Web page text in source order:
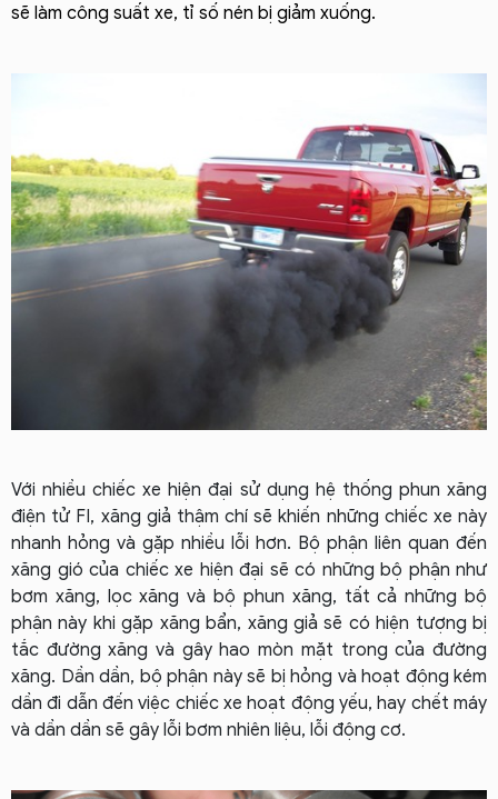
sẽ làm công suất xe, tỉ số nén bị giảm xuống.
Với nhiều chiếc xe hiện đại sử dụng hệ thống phun xăng
điện tử FI, xăng giả thậm chí sẽ khiến những chiếc xe này
nhanh hỏng và gặp nhiều lỗi hơn. Bộ phận liên quan đến
xăng gió của chiếc xe hiện đại sẽ có những bộ phận như
bơm xăng, lọc xăng và bộ phun xăng, tất cả những bộ
phận này khi gặp xăng bẩn, xăng giả sẽ có hiện tượng bị
tắc đường xăng và gây hao mòn mặt trong của đường
xăng. Dần dần, bộ phận này sẽ bị hỏng và hoạt động kém
dần đi dẫn đến việc chiếc xe hoạt động yếu, hay chết máy
và dần dần sẽ gây lỗi bơm nhiên liệu, lỗi động cơ.